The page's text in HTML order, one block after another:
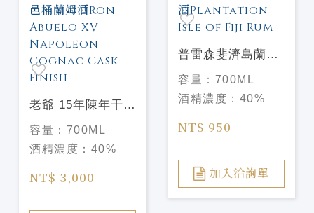
老爺 15年陳年干邑
桶蘭姆酒Ron
Abuelo XV
Napoleon Cognac
Cask Finish
容量： 700ML
酒精濃度： 40%
NT$ 3,000
普雷森斐濟島蘭姆
酒Plantation Isle
of Fiji Rum
容量： 700ML
酒精濃度： 40%
NT$ 950
加入洽詢單